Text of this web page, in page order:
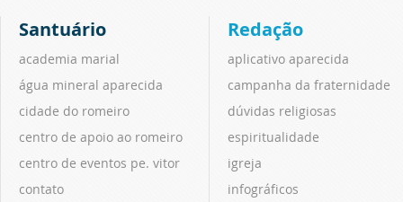
Santuário
academia marial
água mineral aparecida
cidade do romeiro
centro de apoio ao romeiro
centro de eventos pe. vitor
contato
Redação
aplicativo aparecida
campanha da fraternidade
dúvidas religiosas
espiritualidade
igreja
infográficos